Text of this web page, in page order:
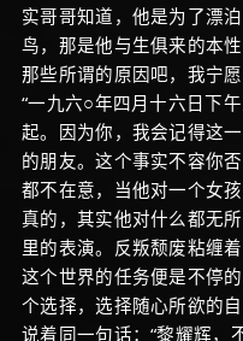
实哥哥知道，他是为了漂
鸟，那是他与生俱来的本
那些所谓的原因吧，我宁愿
“一九六○年四月十六日下
起。因为你，我会记得这
的朋友。这个事实不容你
都不在意，当他对一个女
真的，其实他对什么都无
里的表演。反叛颓废粘缠
这个世界的任务便是不停
个选择，选择随心所欲的
说着同一句话：“黎耀辉，